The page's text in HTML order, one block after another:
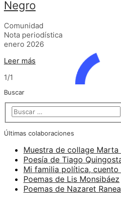
Negro
Comunidad
Nota periodística
enero 2026
Leer más
1/1
Buscar
Últimas colaboraciones
Muestra de collage Marta
Poesía de Tiago
Mi familia política,
Poemas de Lis Monsibáez
Poemas de Nazaret Ranea